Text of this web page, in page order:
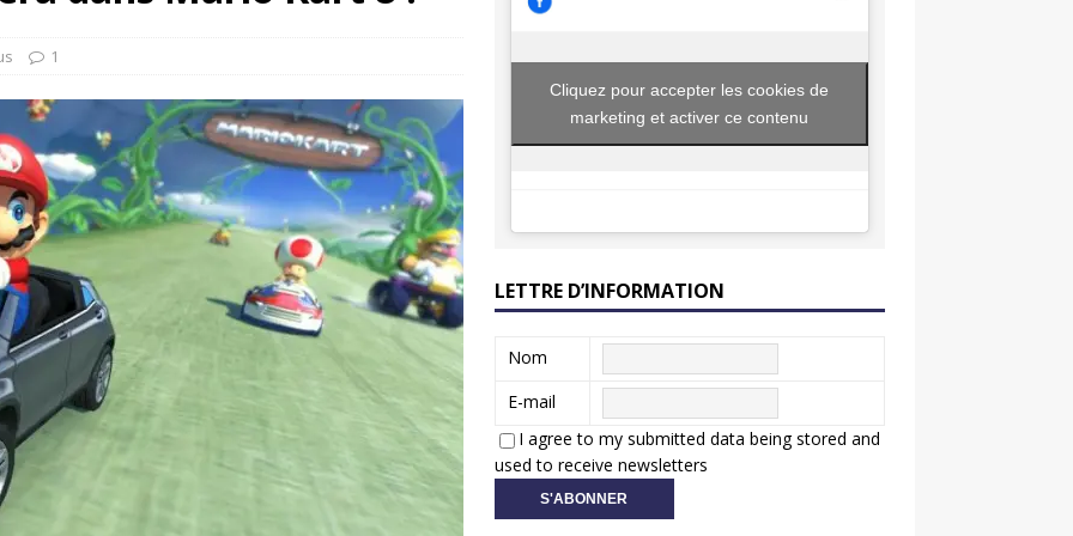
Honda dévoile un spot publicitaire… confiné!
1
Cliquez pour accepter les cookies de
marketing et activer ce contenu
LETTRE D’INFORMATION
Nom
E-mail
I agree to my submitted data being stored and
used to receive newsletters